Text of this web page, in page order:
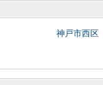
神戸市西区